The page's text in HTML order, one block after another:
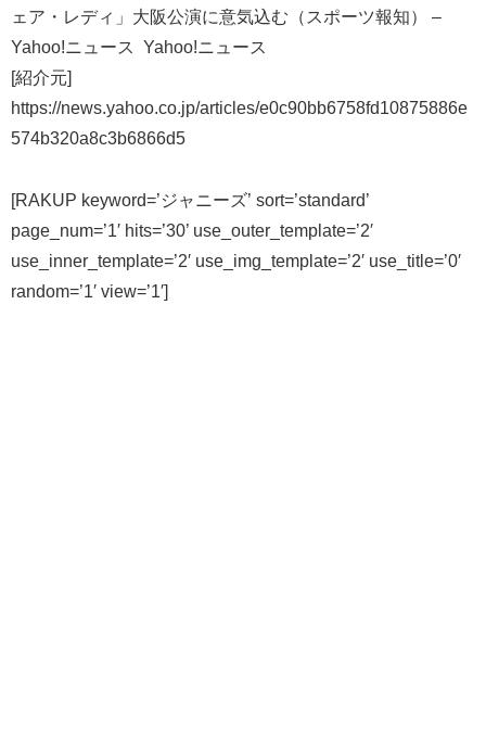
ェア・レディ」大阪公演に意気込む（スポーツ報知） –
Yahoo!ニュース Yahoo!ニュース
[紹介元]
https://news.yahoo.co.jp/articles/e0c90bb6758fd10875886e
574b320a8c3b6866d5
[RAKUP keyword=’ジャニーズ’ sort=’standard’
page_num=’1′ hits=’30’ use_outer_template=’2′
use_inner_template=’2′ use_img_template=’2′ use_title=’0′
random=’1′ view=’1′]